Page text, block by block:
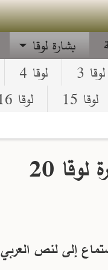
بشارة لوقا
لوقا 3 لوقا 4
لوقا 15 لوقا 16
20
إلى لنص العربي